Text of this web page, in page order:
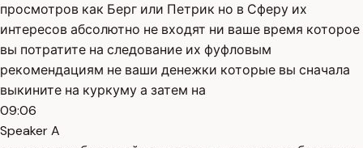
просмотров как Берг или Петрик но в Сферу их
интересов абсолютно не входят ни ваше время которое
вы потратите на следование их фуфловым
рекомендациям не ваши денежки которые вы сначала
выкините на куркуму а затем на
09:06
Speaker A